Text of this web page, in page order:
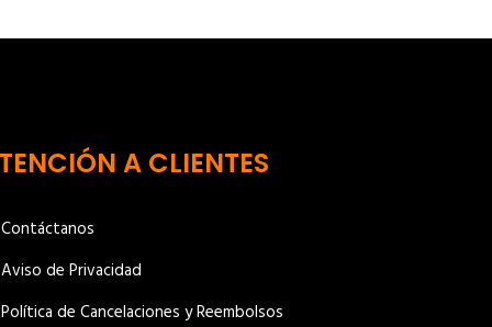
A CLIENTES
Contáctanos
Aviso de Privacidad
Política de Cancelaciones y Reembolsos